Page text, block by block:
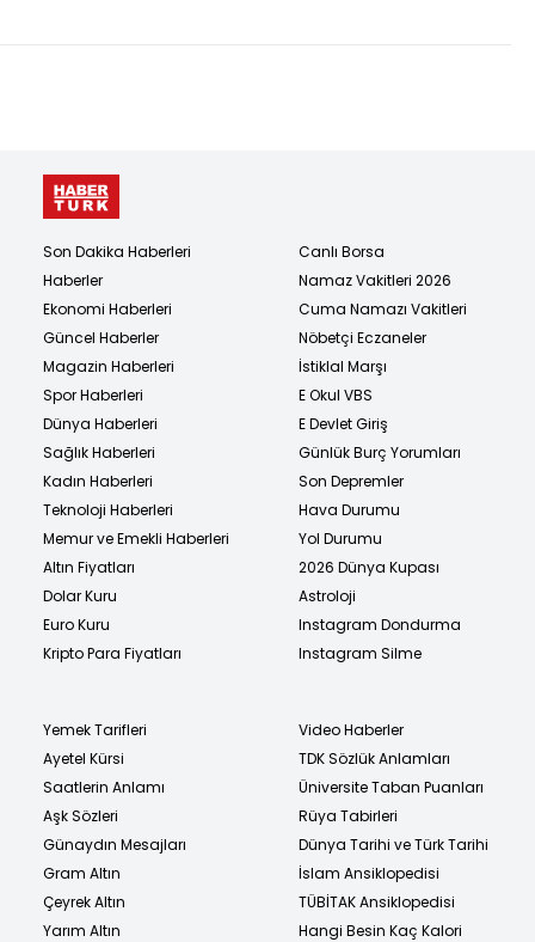
Son Dakika Haberleri
Haberler
Ekonomi Haberleri
Güncel Haberler
Magazin Haberleri
Spor Haberleri
Dünya Haberleri
Sağlık Haberleri
Kadın Haberleri
Teknoloji Haberleri
Memur ve Emekli Haberleri
Altın Fiyatları
Dolar Kuru
Euro Kuru
Kripto Para Fiyatları
Canlı Borsa
Namaz Vakitleri 2026
Cuma Namazı Vakitleri
Nöbetçi Eczaneler
İstiklal Marşı
E Okul VBS
E Devlet Giriş
Günlük Burç Yorumları
Son Depremler
Hava Durumu
Yol Durumu
2026 Dünya Kupası
Astroloji
Instagram Dondurma
Instagram Silme
Yemek Tarifleri
Ayetel Kürsi
Saatlerin Anlamı
Aşk Sözleri
Günaydın Mesajları
Gram Altın
Çeyrek Altın
Yarım Altın
Video Haberler
TDK Sözlük Anlamları
Üniversite Taban Puanları
Rüya Tabirleri
Dünya Tarihi ve Türk Tarihi
İslam Ansiklopedisi
TÜBİTAK Ansiklopedisi
Hangi Besin Kaç Kalori